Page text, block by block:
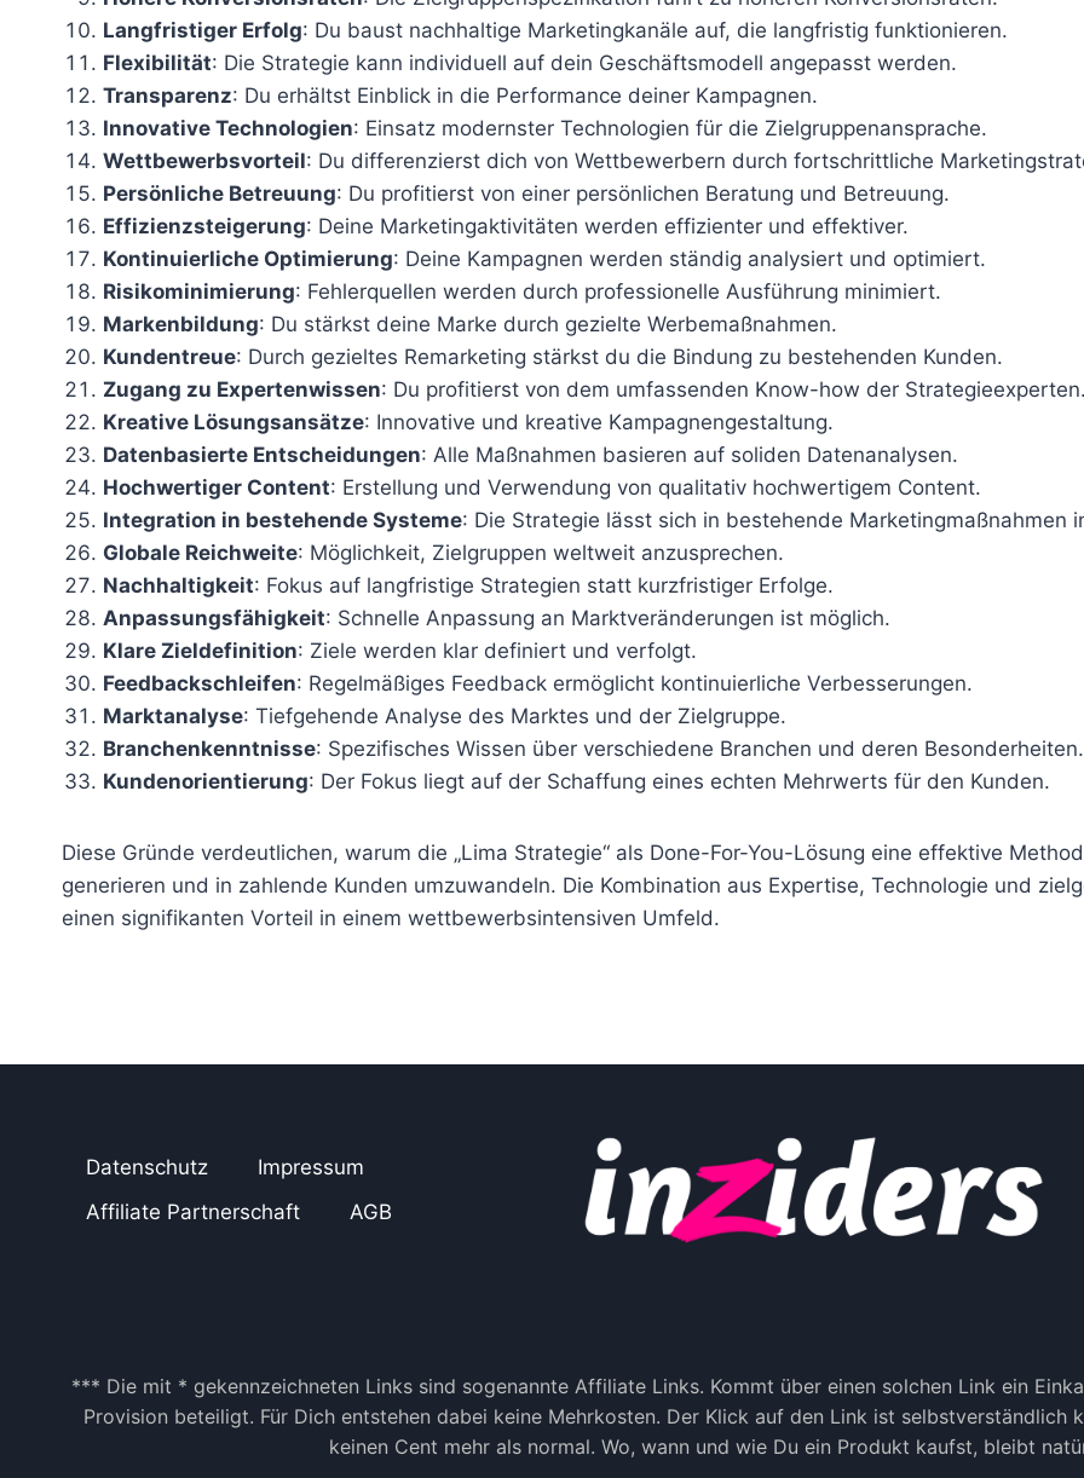
Langfristiger Erfolg: Du baust nachhaltige Marketingkanäle auf, die langfristig funktionieren.
Flexibilität: Die Strategie kann individuell auf dein Geschäftsmodell angepasst werden.
Transparenz: Du erhältst Einblick in die Performance deiner Kampagnen.
Innovative Technologien: Einsatz modernster Technologien für die Zielgruppenansprache.
Wettbewerbsvorteil: Du differenzierst dich von Wettbewerbern durch fortschrittliche
Persönliche Betreuung: Du profitierst von einer persönlichen Beratung und Betreuung.
Effizienzsteigerung: Deine Marketingaktivitäten werden effizienter und effektiver.
Kontinuierliche Optimierung: Deine Kampagnen werden ständig analysiert und optimiert.
Risikominimierung: Fehlerquellen werden durch professionelle Ausführung minimiert.
Markenbildung: Du stärkst deine Marke durch gezielte Werbemaßnahmen.
Kundentreue: Durch gezieltes Remarketing stärkst du die Bindung zu bestehenden Kunden.
Zugang zu Expertenwissen: Du profitierst von dem umfassenden Know-how der Strategieexperten.
Kreative Lösungsansätze: Innovative und kreative Kampagnengestaltung.
Datenbasierte Entscheidungen: Alle Maßnahmen basieren auf soliden Datenanalysen.
Hochwertiger Content: Erstellung und Verwendung von qualitativ hochwertigem Content.
Integration in bestehende Systeme: Die Strategie lässt sich in bestehende Marketingmaßnahmen
Globale Reichweite: Möglichkeit, Zielgruppen weltweit anzusprechen.
Nachhaltigkeit: Fokus auf langfristige Strategien statt kurzfristiger Erfolge.
Anpassungsfähigkeit: Schnelle Anpassung an Marktveränderungen ist möglich.
Klare Zieldefinition: Ziele werden klar definiert und verfolgt.
Feedbackschleifen: Regelmäßiges Feedback ermöglicht kontinuierliche Verbesserungen.
Marktanalyse: Tiefgehende Analyse des Marktes und der Zielgruppe.
Branchenkenntnisse: Spezifisches Wissen über verschiedene Branchen und deren Besonderheiten.
Kundenorientierung: Der Fokus liegt auf der Schaffung eines echten Mehrwerts für den Kunden.
Diese Gründe verdeutlichen, warum die „Lima Strategie“ als Done-For-You-Lösung eine effektive
generieren und in zahlende Kunden umzuwandeln. Die Kombination aus Expertise, Technologie und
einen signifikanten Vorteil in einem wettbewerbsintensiven Umfeld.
Datenschutz
Impressum
Affiliate Partnerschaft
AGB
*** Die mit * gekennzeichneten Links sind sogenannte Affiliate Links. Kommt über einen solchen Link ein
Provision beteiligt. Für Dich entstehen dabei keine Mehrkosten. Der Klick auf den Link ist selbstverständlich
keinen Cent mehr als normal. Wo, wann und wie Du ein Produkt kaufst, bleibt